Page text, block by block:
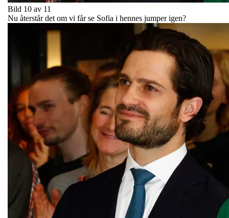
Bild 10 av 11
Nu återstår det om vi får se Sofia i hennes jumper igen?